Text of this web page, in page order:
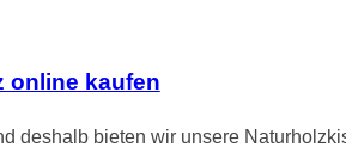
online kaufen
deshalb bieten wir unsere